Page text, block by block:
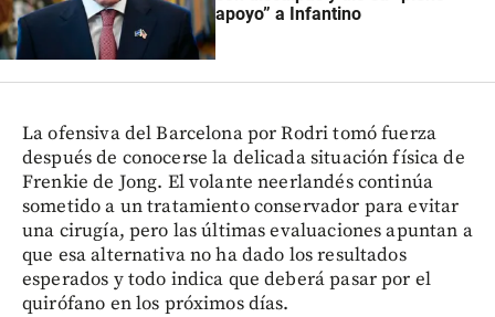
apoyo” a Infantino
La ofensiva del Barcelona por Rodri tomó fuerza
después de conocerse la delicada situación física de
Frenkie de Jong. El volante neerlandés continúa
sometido a un tratamiento conservador para evitar
una cirugía, pero las últimas evaluaciones apuntan a
que esa alternativa no ha dado los resultados
esperados y todo indica que deberá pasar por el
quirófano en los próximos días.